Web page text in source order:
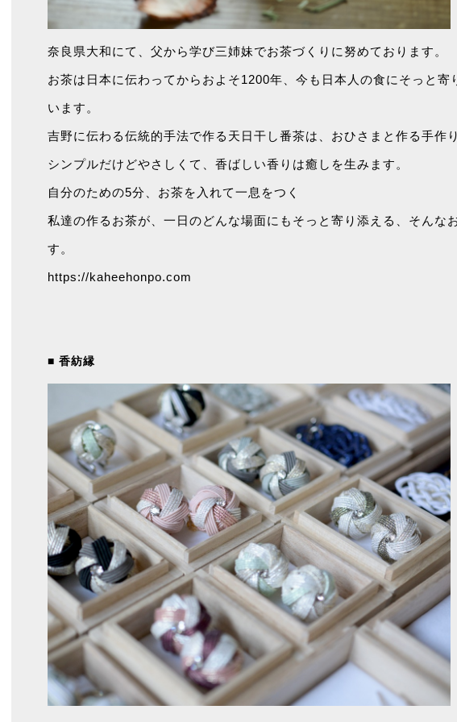
奈良県大和にて、父から学び三姉妹でお茶づくりに努めております。
お茶は日本に伝わってからおよそ1200年、今も日本人の食にそっと寄
います。
吉野に伝わる伝統的手法で作る天日干し番茶は、おひさまと作る手作
シンプルだけどやさしくて、香ばしい香りは癒しを生みます。
自分のための5分、お茶を入れて一息をつく
私達の作るお茶が、一日のどんな場面にもそっと寄り添える、そんな
す。
https://kaheehonpo.com
■ 香紡縁